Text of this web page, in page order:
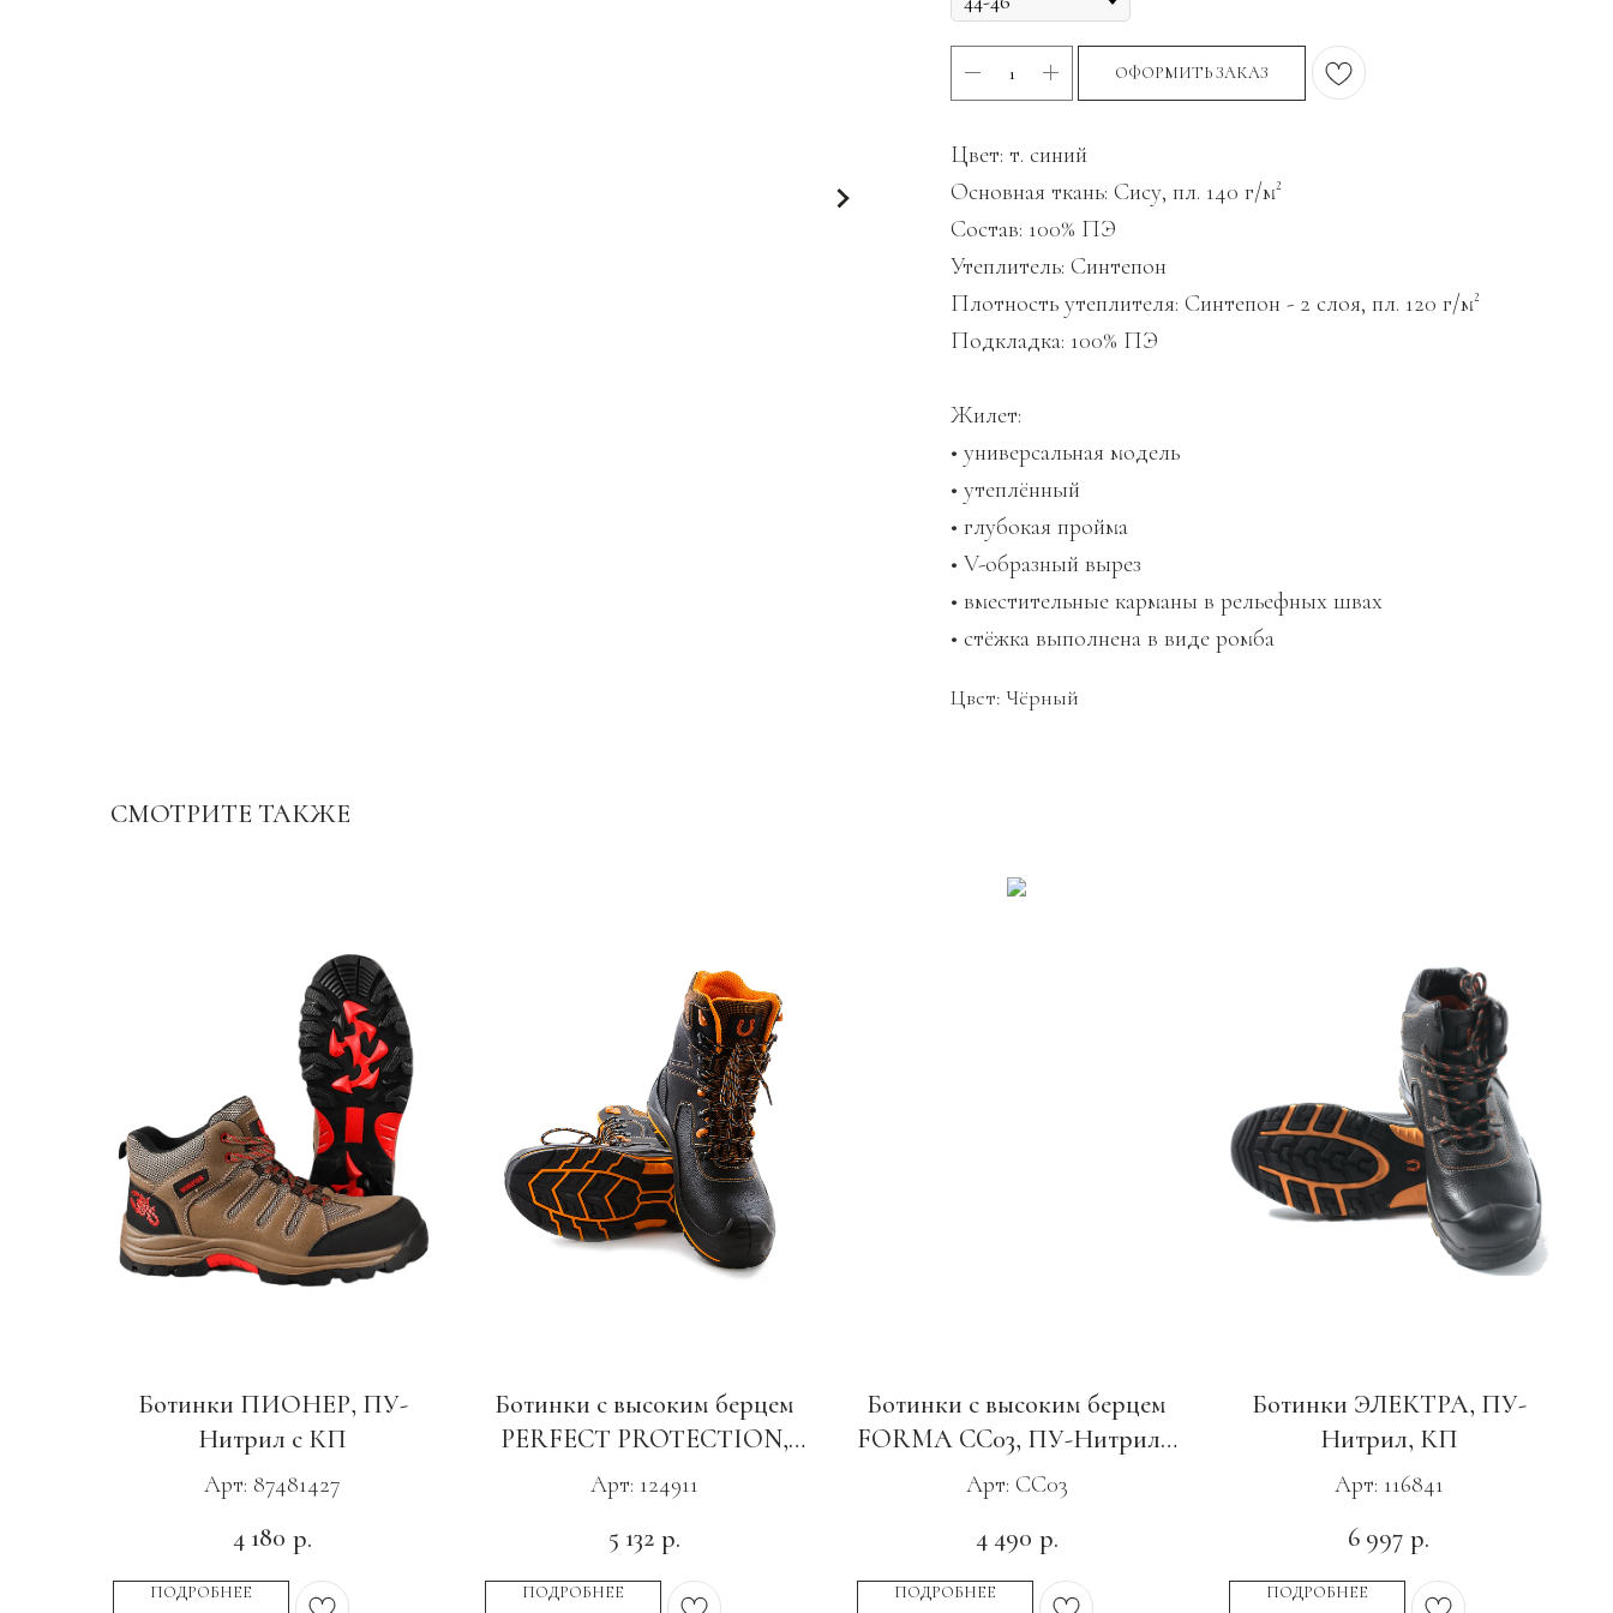
ОФОРМИТЬ ЗАКАЗ
Цвет: т. синий
Основная ткань: Сису, пл. 140 г/м²
Состав: 100% ПЭ
Утеплитель: Синтепон
Плотность утеплителя: Синтепон - 2 слоя, пл. 120 г/м²
Подкладка: 100% ПЭ
Жилет:
• универсальная модель
• утеплённый
• глубокая пройма
• V-образный вырез
• вместительные карманы в рельефных швах
• стёжка выполнена в виде ромба
Цвет: Чёрный
СМОТРИТЕ ТАКЖЕ
Ботинки ПИОНЕР, ПУ-
Нитрил с КП
Арт: 87481427
4 180 р.
ПОДРОБНЕЕ
Ботинки с высоким берцем
PERFECT PROTECTION,
ПУ-Нитрил, КП с МС
Арт: 124911
5 132 р.
ПОДРОБНЕЕ
Ботинки с высоким берцем
FORMA CC03, ПУ-Нитрил c
МП и АС
Арт: CC03
4 490 р.
ПОДРОБНЕЕ
Ботинки ЭЛЕКТРА, ПУ-
Нитрил, КП
Арт: 116841
6 997 р.
ПОДРОБНЕЕ